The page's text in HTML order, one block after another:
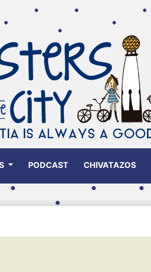
PODCAST CHIVATAZOS